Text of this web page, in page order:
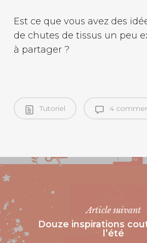
Est ce que vous avez des
de chutes de tissus un peu
à partager ?
Tutoriel 4
Article suivant
Douze inspirations
l’été